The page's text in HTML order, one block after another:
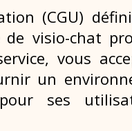
(CGU)
visio-chat
vous
un
ses